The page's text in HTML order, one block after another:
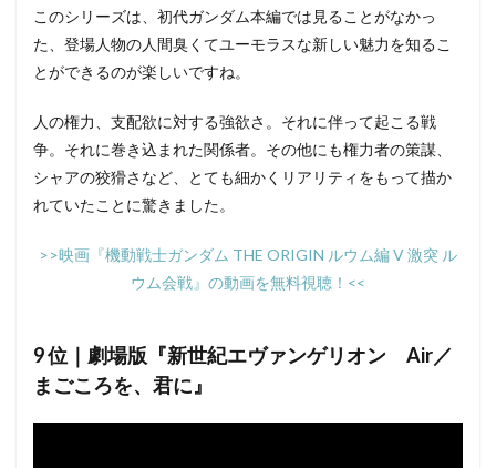
このシリーズは、初代ガンダム本編では見ることがなかっ
た、登場人物の人間臭くてユーモラスな新しい魅力を知るこ
とができるのが楽しいですね。
人の権力、支配欲に対する強欲さ。それに伴って起こる戦
争。それに巻き込まれた関係者。その他にも権力者の策謀、
シャアの狡猾さなど、とても細かくリアリティをもって描か
れていたことに驚きました。
>>映画『機動戦士ガンダム THE ORIGIN ルウム編 V 激突 ル
ウム会戦』の動画を無料視聴！<<
9 位｜劇場版『新世紀エヴァンゲリオン Air／
まごころを、君に』